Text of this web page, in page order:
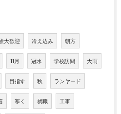
大歓迎 冷え込み 朝方
11月 冠水 学校訪問 大雨
目指す 秋 ランヤード
寒く 就職 工事